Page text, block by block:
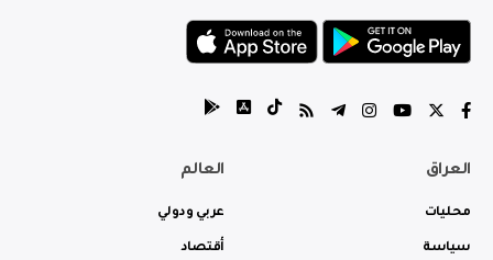
العراق
محليات
سياسة
العالم
عربي ودولي
أقتصاد